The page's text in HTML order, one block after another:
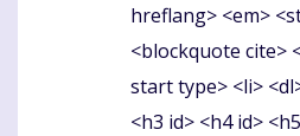
hreflang> <em>
<blockquote cite>
start type> <li>
<h3 id> <h4 id>